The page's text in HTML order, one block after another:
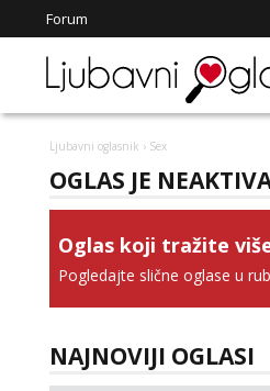
Forum
Ljubavni oglasnik › Sex
OGLAS JE
Oglas koji tražite
Pogledajte slične oglase u
NAJNOVIJI OGLASI